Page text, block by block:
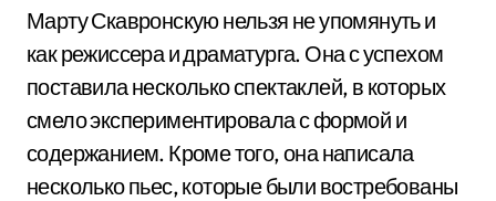
Марту Скавронскую нельзя не упомянуть и
как режиссера и драматурга. Она с успехом
поставила несколько спектаклей, в которых
смело экспериментировала с формой и
содержанием. Кроме того, она написала
несколько пьес, которые были востребованы